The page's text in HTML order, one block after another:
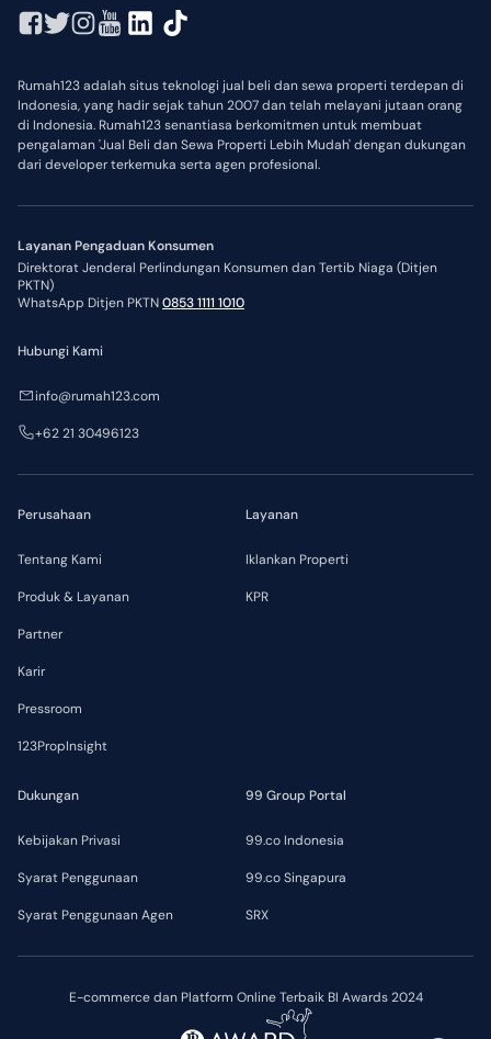
Rumah123 adalah situs teknologi jual beli dan sewa properti terdepan di
Indonesia, yang hadir sejak tahun 2007 dan telah melayani jutaan orang
di Indonesia. Rumah123 senantiasa berkomitmen untuk membuat
pengalaman 'Jual Beli dan Sewa Properti Lebih Mudah' dengan dukungan
dari developer terkemuka serta agen profesional.
Layanan Pengaduan Konsumen
Direktorat Jenderal Perlindungan Konsumen dan Tertib Niaga (Ditjen
PKTN)
WhatsApp Ditjen PKTN0853 1111 1010
E-commerce dan Platform Online Terbaik BI Awards 2024
Perusahaan
Tentang Kami
Produk & Layanan
Partner
Karir
Pressroom
123PropInsight
Layanan
Iklankan Properti
KPR
Dukungan
Kebijakan Privasi
Syarat Penggunaan
Syarat Penggunaan Agen
99 Group Portal
99.co Indonesia
99.co Singapura
SRX
Hubungi Kami
info@rumah123.com
+62 21 30496123